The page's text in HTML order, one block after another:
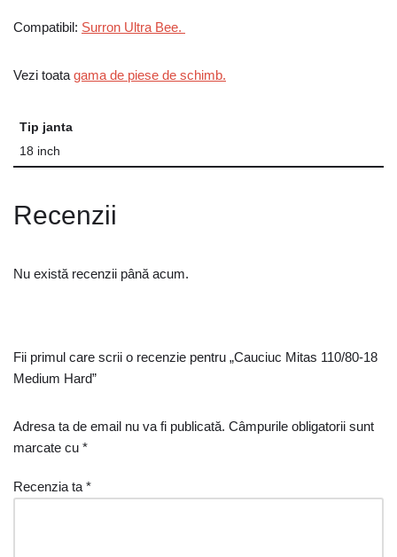
Compatibil: Surron Ultra Bee.
Vezi toata gama de piese de schimb.
Tip janta
18 inch
Recenzii
Nu există recenzii până acum.
Fii primul care scrii o recenzie pentru „Cauciuc Mitas 110/80-18
Medium Hard”
Adresa ta de email nu va fi publicată. Câmpurile obligatorii sunt
marcate cu *
Recenzia ta *